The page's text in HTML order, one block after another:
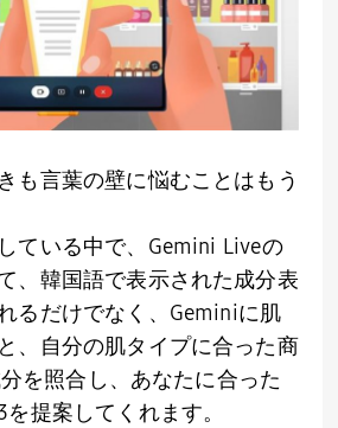
も言葉の壁に悩むことはもう
ている中で、 Gemini Liveの
、韓国語で表示された成分表
るだけでなく、 Geminiに肌
、自分の肌タイプに合った商
を照合し、あなたに合った
を提案してくれます。